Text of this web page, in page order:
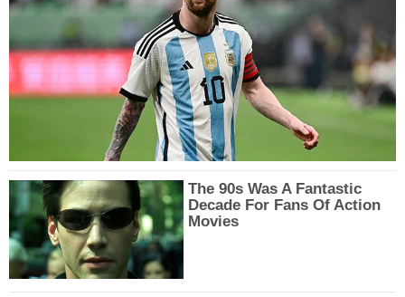
The 90s Was A Fantastic
Decade For Fans Of Action
Movies